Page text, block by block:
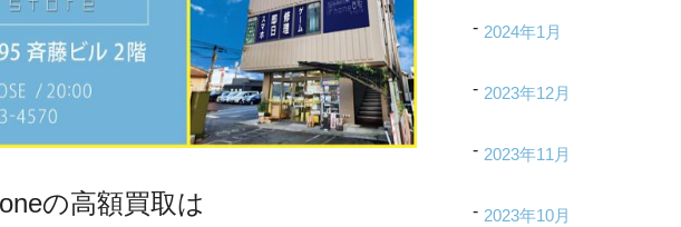
の高額買取は
2024年1月
2023年12月
2023年11月
2023年10月